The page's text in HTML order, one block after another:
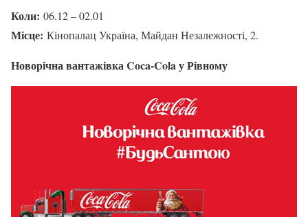
Коли: 06.12 – 02.01
Місце: Кінопалац Україна, Майдан Незалежності, 2.
Новорічна вантажівка Coca-Cola у Рівному